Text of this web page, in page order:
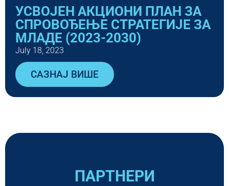
УСВОЈЕН АКЦИОНИ ПЛАН ЗА
СПРОВОЂЕЊЕ СТРАТЕГИЈЕ ЗА
МЛАДЕ (2023-2030)
July 18, 2023
САЗНАЈ ВИШЕ
ПАРТНЕРИ